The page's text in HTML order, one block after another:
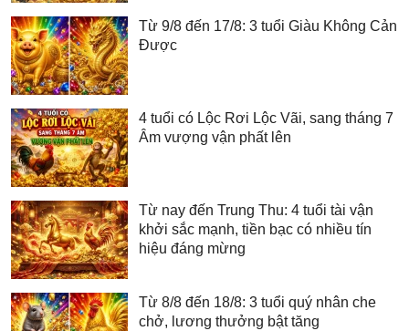
Từ 9/8 đến 17/8: 3 tuổi Giàu Không Cản
Được
4 tuổi có Lộc Rơi Lộc Vãi, sang tháng 7
Âm vượng vận phất lên
Từ nay đến Trung Thu: 4 tuổi tài vận
khởi sắc mạnh, tiền bạc có nhiều tín
hiệu đáng mừng
Từ 8/8 đến 18/8: 3 tuổi quý nhân che
chở, lương thưởng bật tăng